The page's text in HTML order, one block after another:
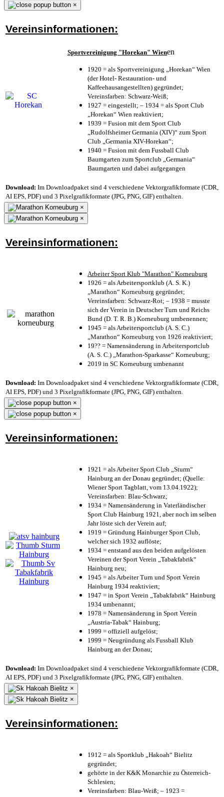
×
Vereinsinformationen:
Sportvereinigung "Horekan" Wienen
1920 = als Sportvereinigung „Horekan“ Wien
(der Hotel- Restauration- und
Kaffeehausangestellten) gegründet;
Vereinsfarben: Schwarz-Weiß;
1927 = eingestellt; – 1934 = als Sport Club
„Horekan“ Wien reaktiviert;
1939 = Fusion mit dem Sport Club
„Rudolfsheimer Germania (XIV)“ zum Sport
Club „Germania XIV-Horekan“;
1940 = Fusion mit dem Fussball Club
Baumgarten zum Sportclub „Germania“
Baumgarten und dabei aufgegangen
Download: Im Downloadpaket sind 4 verschiedene Vektorgrafikformate (CDR,
AI EPS, PDF) und 3 Pixelgrafikformate (JPG, PNG, GIF) enthalten.
×
×
Vereinsinformationen:
Arbeiter Sport Klub "Marathon" Korneuburg
1926 = als Arbeitersportklub (A. S. K.)
„Marathon“ Korneuburg gegründet;
Vereinsfarben: Schwarz-Rot; – 1938 = musste
sich der Verein in Deutscher Turn und Reichs
Bund (D. T. R. B.) Korneuburg umbenennen;
1945 = als Arbeitersportclub (A. S. C.)
„Marathon“ Korneuburg von 1926 reaktiviert;
19?? = Namensänderung in Arbeitersportclub
(A. S. C.) „Marathon-Sparkasse“ Korneuburg;
2019 in SC Korneuburg umbenannt
Download: Im Downloadpaket sind 4 verschiedene Vektorgrafikformate (CDR,
AI EPS, PDF) und 3 Pixelgrafikformate (JPG, PNG, GIF) enthalten.
×
×
Vereinsinformationen:
1921 = als Arbeiter Sport Club „Sturm“
Hainburg an der Donau gegründet; (Quelle:
Wiener Sport Tagblatt, vom 13.04.1922);
Vereinsfarben: Blau-Schwarz;
1934 = Namensänderung in Vaterländischer
Sport Club Hainburg 1921, aber noch im selben
Jahr löste sich der Verein auf;
1919 = Gründung Hainburger Sport Club,
welcher sich 1932 auflöste;
1934 = entstand aus den beiden aufgelösten
Vereinen der Sport Verein „Tabakfabrik“
Hainburg neu;
1945 = als Arbeiter Turn und Sport Verein
Hainburg 1934 reaktiviert;
1947 = in Sport Verein „Tabakfabrik“ Hainburg
1934 umbenannt;
1978 = Namensänderung in Sport Verein
„Austria-Tabak“ Hainburg;
1999 = offiziell aufgelöst;
1999 = Neugründung als Fussball Klub
Hainburg an der Donau;
Download: Im Downloadpaket sind 4 verschiedene Vektorgrafikformate (CDR,
AI EPS, PDF) und 3 Pixelgrafikformate (JPG, PNG, GIF) enthalten.
×
×
Vereinsinformationen:
1912 = als Sportklub „Hakoah“ Bielitz
gegründet;
gehörte in der K&K Monarchie zu Österreich-
Schlesien;
Vereinsfarben: Blau-Weiß; – 1923 =